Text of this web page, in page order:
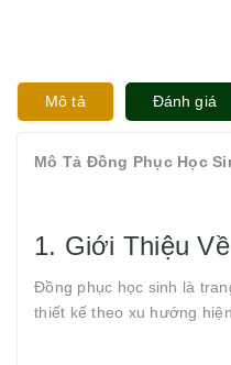
Mô tả Đánh giá
Mô Tả Đồng Phục Học
1. Giới Thiệu
Đồng phục học sinh là
thiết kế theo xu hướng